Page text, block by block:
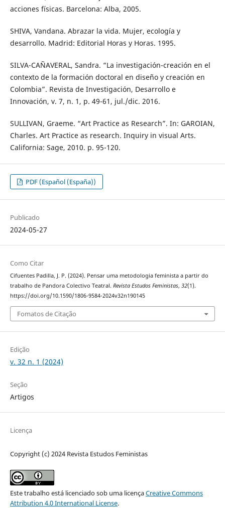
acciones físicas. Barcelona: Alba, 2005.
SHIVA, Vandana. Abrazar la vida. Mujer, ecología y
desarrollo. Madrid: Editorial Horas y Horas. 1995.
SILVA-CAÑAVERAL, Sandra. “La investigación-creación en el
contexto de la formación doctoral en diseño y creación en
Colombia”. Revista de Investigación, Desarrollo e
Innovación, v. 7, n. 1, p. 49-61, jul./dic. 2016.
SULLIVAN, Graeme. “Art Practice as Research”. In: GAROIAN,
Charles. Art Practice as research. Inquiry in visual Arts.
California: Sage, 2010. p. 95-120.
PDF (Español (España))
Publicado
2024-05-27
Como Citar
Cifuentes Padilla, J. P. (2024). Pensar uma metodologia feminista a partir do
trabalho de Pandora Colectivo Teatral. Revista Estudos Feministas, 32(1).
https://doi.org/10.1590/1806-9584-2024v32n190145
Fomatos de Citação
Edição
v. 32 n. 1 (2024)
Seção
Artigos
Licença
Copyright (c) 2024 Revista Estudos Feministas
Este trabalho está licenciado sob uma licençaCreative Commons
Attribution 4.0 International License.